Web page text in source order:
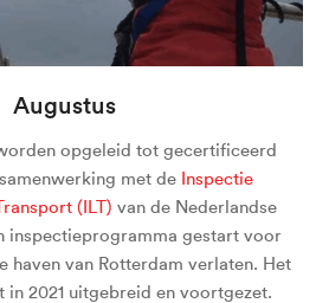
Augustus
opgeleid tot gecertificeerd
met de Inspectie
(ILT) van de Nederlandse
inspectieprogramma gestart voor
haven van Rotterdam verlaten. Het
2021 uitgebreid en voortgezet.